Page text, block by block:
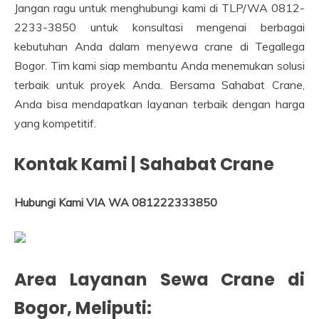
Jangan ragu untuk menghubungi kami di TLP/WA 0812-
2233-3850 untuk konsultasi mengenai berbagai
kebutuhan Anda dalam menyewa crane di Tegallega
Bogor. Tim kami siap membantu Anda menemukan solusi
terbaik untuk proyek Anda. Bersama Sahabat Crane,
Anda bisa mendapatkan layanan terbaik dengan harga
yang kompetitif.
Kontak Kami | Sahabat Crane
Hubungi Kami VIA WA 081222333850
Area Layanan Sewa Crane di
Bogor, Meliputi: